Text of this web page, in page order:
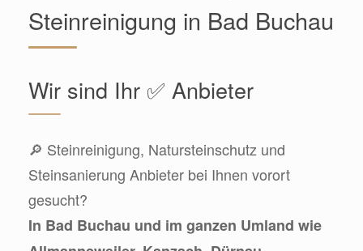
Steinreinigung in Bad Buchau
Wir sind Ihr ✅ Anbieter
🔎 Steinreinigung, Natursteinschutz und
Steinsanierung Anbieter bei Ihnen vorort
gesucht?
In Bad Buchau und im ganzen Umland wie